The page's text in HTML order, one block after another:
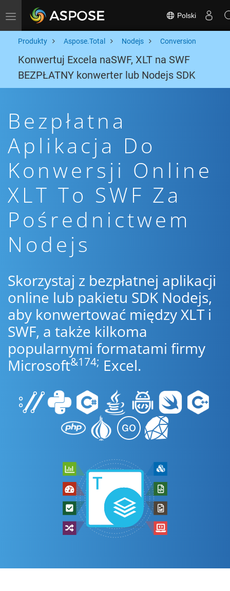
Toggle navigation Polski
Produkty Aspose.Total Nodejs Conversion
Konwertuj Excela naSWF, XLT na SWF
BEZPŁATNY konwerter lub Nodejs SDK
Bezpłatna
Aplikacja Do
Konwersji Online
XLT To SWF Za
Pośrednictwem
Nodejs
Skorzystaj z bezpłatnej aplikacji
online lub pakietu SDK Nodejs,
aby konwertować między XLT i
SWF, a także kilkoma
popularnymi formatami firmy
Microsoft&174; Excel.